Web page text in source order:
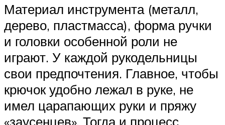
Материал инструмента (металл,
дерево, пластмасса), форма ручки
и головки особенной роли не
играют. У каждой рукодельницы
свои предпочтения. Главное, чтобы
крючок удобно лежал в руке, не
имел царапающих руки и пряжу
«заусенцев». Тогда и процесс